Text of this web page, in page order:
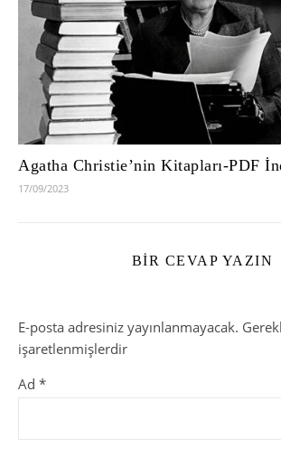
Agatha Christie’nin Kitapları-PDF
17/09/2023
BIR CEVAP YAZIN
E-posta adresiniz yayınlanmayacak.
işaretlenmişlerdir
Ad *